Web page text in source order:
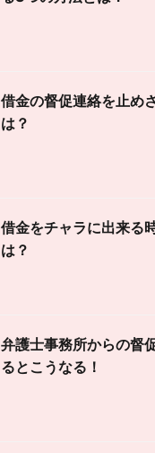
借金の督促連絡を止め
は？
借金をチャラに出来る
は？
弁護士事務所からの督
るとこうなる！